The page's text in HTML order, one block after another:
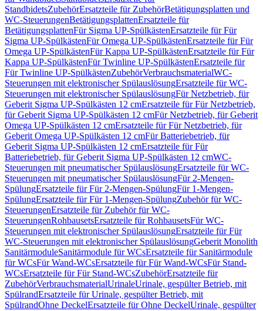
StandbidetsZubehörErsatzteile für ZubehörBetätigungsplatten und
WC-SteuerungenBetätigungsplattenErsatzteile für
BetätigungsplattenFür Sigma UP-SpülkästenErsatzteile für Für
Sigma UP-SpülkästenFür Omega UP-SpülkästenErsatzteile für Für
Omega UP-SpülkästenFür Kappa UP-SpülkästenErsatzteile für Für
Kappa UP-SpülkästenFür Twinline UP-SpülkästenErsatzteile für
Für Twinline UP-SpülkästenZubehörVerbrauchsmaterialWC-
Steuerungen mit elektronischer SpülauslösungErsatzteile für WC-
Steuerungen mit elektronischer SpülauslösungFür Netzbetrieb, für
Geberit Sigma UP-Spülkästen 12 cmErsatzteile für Für Netzbetrieb,
für Geberit Sigma UP-Spülkästen 12 cmFür Netzbetrieb, für Geberit
Omega UP-Spülkästen 12 cmErsatzteile für Für Netzbetrieb, für
Geberit Omega UP-Spülkästen 12 cmFür Batteriebetrieb, für
Geberit Sigma UP-Spülkästen 12 cmErsatzteile für Für
Batteriebetrieb, für Geberit Sigma UP-Spülkästen 12 cmWC-
Steuerungen mit pneumatischer SpülauslösungErsatzteile für WC-
Steuerungen mit pneumatischer SpülauslösungFür 2-Mengen-
SpülungErsatzteile für Für 2-Mengen-SpülungFür 1-Mengen-
SpülungErsatzteile für Für 1-Mengen-SpülungZubehör für WC-
SteuerungenErsatzteile für Zubehör für WC-
SteuerungenRohbausetsErsatzteile für RohbausetsFür WC-
Steuerungen mit elektronischer SpülauslösungErsatzteile für Für
WC-Steuerungen mit elektronischer SpülauslösungGeberit Monolith
SanitärmoduleSanitärmodule für WCsErsatzteile für Sanitärmodule
für WCsFür Wand-WCsErsatzteile für Für Wand-WCsFür Stand-
WCsErsatzteile für Für Stand-WCsZubehörErsatzteile für
ZubehörVerbrauchsmaterialUrinaleUrinale, gespülter Betrieb, mit
SpülrandErsatzteile für Urinale, gespülter Betrieb, mit
SpülrandOhne DeckelErsatzteile für Ohne DeckelUrinale, gespülter